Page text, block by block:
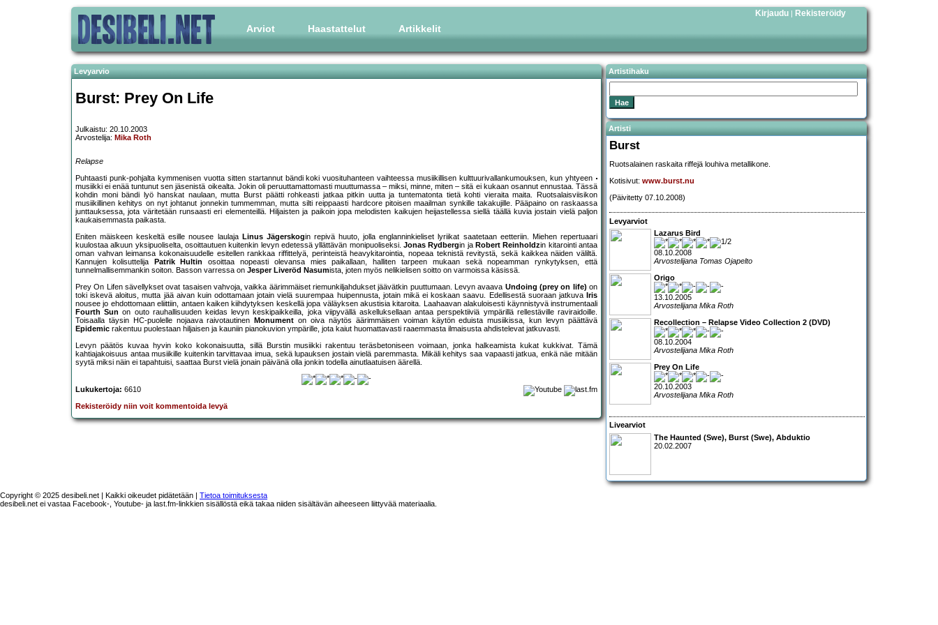
Arviot Haastattelut Artikkelit
Kirjaudu | Rekisteröidy
Levyarvio
Burst: Prey On Life
Julkaistu: 20.10.2003
Arvostelija: Mika Roth
Relapse
Puhtaasti punk-pohjalta kymmenisen vuotta sitten startannut bändi koki vuosituhanteen vaihteessa musiikillisen kulttuurivallankumouksen, kun yhtyeen
musiikki ei enää tuntunut sen jäsenistä oikealta. Jokin oli peruuttamattomasti muuttumassa – miksi, minne, miten – sitä ei kukaan osannut ennustaa. Tässä
kohdin moni bändi lyö hanskat naulaan, mutta Burst päätti rohkeasti jatkaa pitkin uutta ja tuntematonta tietä kohti vieraita maita. Ruotsalaisviisikon
musiikillinen kehitys on nyt johtanut jonnekin tummemman, mutta silti reippaasti hardcore pitoisen maailman synkille takakujille. Pääpaino on raskaassa
junttauksessa, jota väritetään runsaasti eri elementeillä. Hiljaisten ja paikoin jopa melodisten kaikujen heijastellessa siellä täällä kuvia jostain vielä paljon
kaukaisemmasta paikasta.
Eniten mäiskeen keskeltä esille nousee laulaja Linus Jägerskogin repivä huuto, jolla englanninkieliset lyriikat saatetaan eetteriin. Miehen repertuaari
kuulostaa alkuun yksipuoliselta, osoittautuen kuitenkin levyn edetessä yllättävän monipuoliseksi. Jonas Rydbergin ja Robert Reinholdzin kitarointi antaa
oman vahvan leimansa kokonaisuudelle esitellen rankkaa riffittelyä, perinteistä heavykitarointia, nopeaa teknistä revitystä, sekä kaikkea näiden väliltä.
Kannujen kolisuttelija
Patrik Hultin
osoittaa nopeasti olevansa mies paikallaan, halliten tarpeen mukaan sekä nopeamman rynkytyksen, että
tunnelmallisemmankin soiton. Basson varressa on Jesper Liveröd Nasumista, joten myös nelikielisen soitto on varmoissa käsissä.
Prey On Lifen sävellykset ovat tasaisen vahvoja, vaikka äärimmäiset riemunkiljahdukset jäävätkin puuttumaan. Levyn avaava Undoing (prey on life) on
toki iskevä aloitus, mutta jää aivan kuin odottamaan jotain vielä suurempaa huipennusta, jotain mikä ei koskaan saavu. Edellisestä suoraan jatkuva Iris
nousee jo ehdottomaan eliittiin, antaen kaiken kiihdytyksen keskellä jopa väläyksen akustisia kitaroita. Laahaavan alakuloisesti käynnistyvä instrumentaali
Fourth Sun on outo rauhallisuuden keidas levyn keskipaikkeilla, joka viipyvällä askelluksellaan antaa perspektiiviä ympärillä rellestäville raviraidoille.
Toisaalla täysin HC-puolelle nojaava raivotautinen
Monument on oiva näytös äärimmäisen voiman käytön eduista musiikissa, kun levyn päättävä
Epidemic rakentuu puolestaan hiljaisen ja kauniin pianokuvion ympärille, jota kaiut huomattavasti raaemmasta ilmaisusta ahdistelevat jatkuvasti.
Levyn päätös kuvaa hyvin koko kokonaisuutta, sillä Burstin musiikki rakentuu teräsbetoniseen voimaan, jonka halkeamista kukat kukkivat. Tämä
kahtiajakoisuus antaa musiikille kuitenkin tarvittavaa imua, sekä lupauksen jostain vielä paremmasta. Mikäli kehitys saa vapaasti jatkua, enkä näe mitään
syytä miksi näin ei tapahtuisi, saattaa Burst vielä jonain päivänä olla jonkin todella ainutlaatuisen äärellä.
Lukukertoja: 6610
Rekisteröidy niin voit kommentoida levyä
Artistihaku
Artisti
Burst
Ruotsalainen raskaita riffejä louhiva metallikone.
Kotisivut: www.burst.nu
(Päivitetty 07.10.2008)
Levyarviot
Lazarus Bird
08.10.2008
Arvostelijana Tomas Ojapelto
Origo
13.10.2005
Arvostelijana Mika Roth
Recollection – Relapse Video Collection 2 (DVD)
08.10.2004
Arvostelijana Mika Roth
Prey On Life
20.10.2003
Arvostelijana Mika Roth
Livearviot
The Haunted (Swe), Burst (Swe), Abduktio
20.02.2007
Copyright © 2025 desibeli.net | Kaikki oikeudet pidätetään | Tietoa toimituksesta
desibeli.net ei vastaa Facebook-, Youtube- ja last.fm-linkkien sisällöstä eikä takaa niiden sisältävän aiheeseen liittyvää materiaalia.